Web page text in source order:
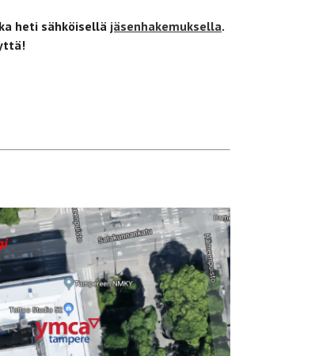
heti sähköisellä jäsenhakemuksella.